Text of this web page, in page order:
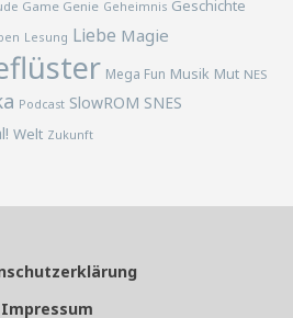
Game Genie Geheimnis Geschichte
Lesung Liebe Magie
Mega Fun Musik Mut NES
Podcast SlowROM SNES
Welt Zukunft
Impressum